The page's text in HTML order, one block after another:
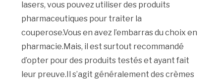
lasers, vous pouvez utiliser des produits
pharmaceutiques pour traiter la
couperose.Vous en avez l’embarras du choix en
pharmacie.Mais, il est surtout recommandé
d’opter pour des produits testés et ayant fait
leur preuve.Il s’agit généralement des crèmes